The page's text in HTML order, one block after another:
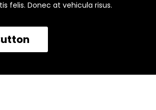
felis. Donec at vehicula risus.